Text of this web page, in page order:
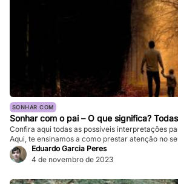
SONHAR COM
Sonhar com o pai – O que significa?
Confira aqui todas as possíveis interpretações
Aqui, te ensinamos a como prestar atenção no
Eduardo Garcia Peres
4 de novembro de 2023